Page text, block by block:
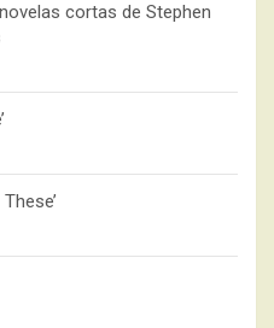
cortas de Stephen